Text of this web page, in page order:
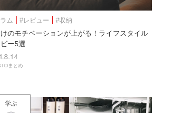
ム #レビュー #収納
のモチベーションが上がる！ライフスタイル
ー5選
まとめ
学ぶ